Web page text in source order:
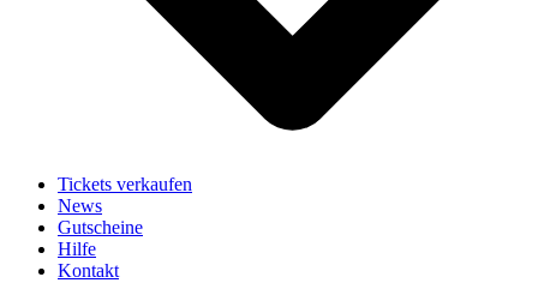
Tickets verkaufen
News
Gutscheine
Hilfe
Kontakt